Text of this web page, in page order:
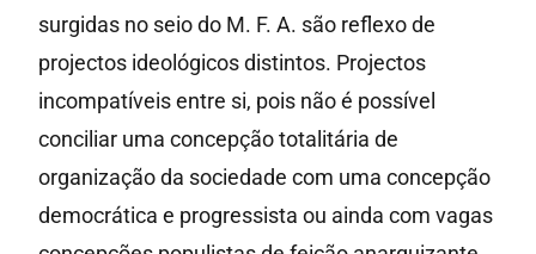
surgidas no seio do M. F. A. são reflexo de
projectos ideológicos distintos. Projectos
incompatíveis entre si, pois não é possível
conciliar uma concepção totalitária de
organização da sociedade com uma concepção
democrática e progressista ou ainda com vagas